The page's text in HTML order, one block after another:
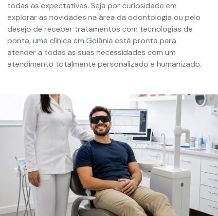
todas as expectativas. Seja por curiosidade em
explorar as novidades na área da odontologia ou pelo
desejo de receber tratamentos com tecnologias de
ponta, uma clínica em Goiânia está pronta para
atender a todas as suas necessidades com um
atendimento totalmente personalizado e humanizado.